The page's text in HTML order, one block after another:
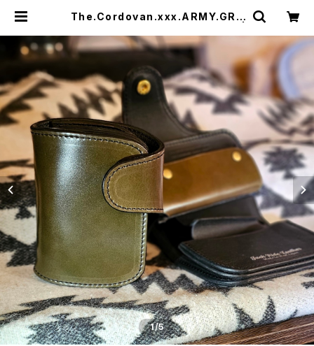
The.Cordovan.xxx.ARMY.GRE
JACK RIDE LEATHER.CO
1/5